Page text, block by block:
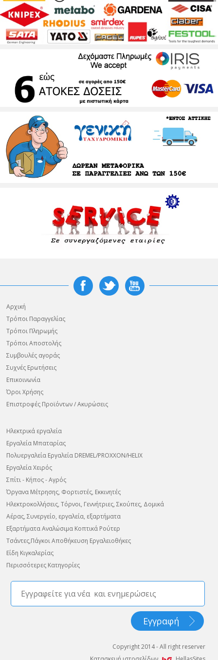
Αρχική
Τρόποι Παραγγελίας
Τρόποι Πληρωμής
Τρόποι Αποστολής
Συμβουλές αγοράς
Συχνές Ερωτήσεις
Επικοινωνία
Όροι Χρήσης
Επιστροφές Προϊόντων / Ακυρώσεις
Ηλεκτρικά εργαλεία
Εργαλεία Μπαταρίας
Πολυεργαλεία Εργαλεία DREMEL/PROXXON/HELIX
Εργαλεία Χειρός
Σπίτι - Κήπος - Αγρός
Όργανα Μέτρησης, Φορτιστές, Εκκινητές
Ηλεκτροκολλήσεις, Τόρνοι, Γεννήτριες, Σκούπες, Δομικά
Αέρας, Συνεργείο, εργαλεία, εξαρτήματα
Εξαρτήματα Αναλώσιμα Κοπτικά Ρούτερ
Τσάντες,Πάγκοι Αποθήκευση Εργαλειοθήκες
Είδη Κιγκαλερίας
Περισσότερες Κατηγορίες
Copyright 2014 - All right reserver